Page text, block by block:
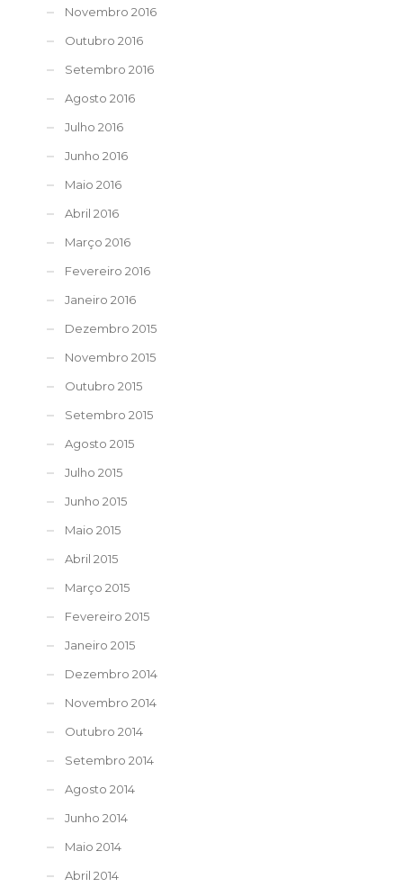
Novembro 2016
Outubro 2016
Setembro 2016
Agosto 2016
Julho 2016
Junho 2016
Maio 2016
Abril 2016
Março 2016
Fevereiro 2016
Janeiro 2016
Dezembro 2015
Novembro 2015
Outubro 2015
Setembro 2015
Agosto 2015
Julho 2015
Junho 2015
Maio 2015
Abril 2015
Março 2015
Fevereiro 2015
Janeiro 2015
Dezembro 2014
Novembro 2014
Outubro 2014
Setembro 2014
Agosto 2014
Junho 2014
Maio 2014
Abril 2014